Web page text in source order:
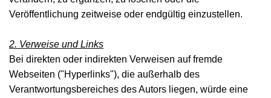
Veröffentlichung zeitweise oder endgültig einzustellen.
2. Verweise und Links
Bei direkten oder indirekten Verweisen auf fremde
Webseiten ("Hyperlinks"), die außerhalb des
Verantwortungsbereiches des Autors liegen, würde eine